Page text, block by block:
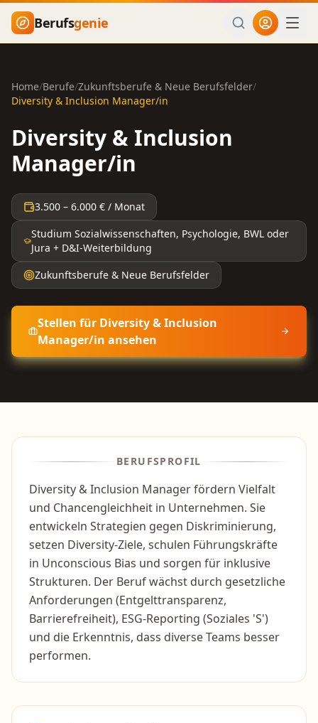
Zum Hauptinhalt springen
Berufsgenie
Home/Berufe/Zukunftsberufe & Neue Berufsfelder/
Diversity & Inclusion Manager/in
Diversity & Inclusion
Manager/in
3.500 – 6.000 € / Monat
Studium Sozialwissenschaften, Psychologie, BWL oder
Jura + D&I-Weiterbildung
Zukunftsberufe & Neue Berufsfelder
Stellen für Diversity & Inclusion
Manager/in ansehen
BERUFSPROFIL
Diversity & Inclusion Manager fördern Vielfalt
und Chancengleichheit in Unternehmen. Sie
entwickeln Strategien gegen Diskriminierung,
setzen Diversity-Ziele, schulen Führungskräfte
in Unconscious Bias und sorgen für inklusive
Strukturen. Der Beruf wächst durch gesetzliche
Anforderungen (Entgelttransparenz,
Barrierefreiheit), ESG-Reporting (Soziales 'S')
und die Erkenntnis, dass diverse Teams besser
performen.